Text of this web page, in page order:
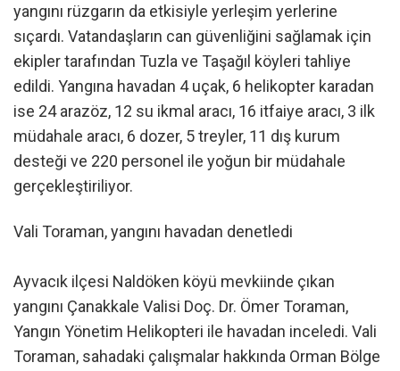
yangını rüzgarın da etkisiyle yerleşim yerlerine
sıçardı. Vatandaşların can güvenliğini sağlamak için
ekipler tarafından Tuzla ve Taşağıl köyleri tahliye
edildi. Yangına havadan 4 uçak, 6 helikopter karadan
ise 24 arazöz, 12 su ikmal aracı, 16 itfaiye aracı, 3 ilk
müdahale aracı, 6 dozer, 5 treyler, 11 dış kurum
desteği ve 220 personel ile yoğun bir müdahale
gerçekleştiriliyor.
Vali Toraman, yangını havadan denetledi
Ayvacık ilçesi Naldöken köyü mevkiinde çıkan
yangını Çanakkale Valisi Doç. Dr. Ömer Toraman,
Yangın Yönetim Helikopteri ile havadan inceledi. Vali
Toraman, sahadaki çalışmalar hakkında Orman Bölge